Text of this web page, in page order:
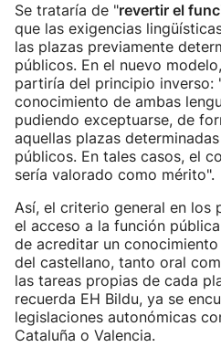
Se trataría de "revertir el
que las exigencias
las plazas previamente
públicos. En el nuevo
partiría del principio inverso:
conocimiento de ambas
pudiendo exceptuarse, de
aquellas plazas
públicos. En tales casos, el
sería valorado como mérito".
Así, el criterio general en los
el acceso a la función
de acreditar un
del castellano, tanto oral
las tareas propias de cada
recuerda EH Bildu, ya se
legislaciones autonómicas
Cataluña o Valencia.